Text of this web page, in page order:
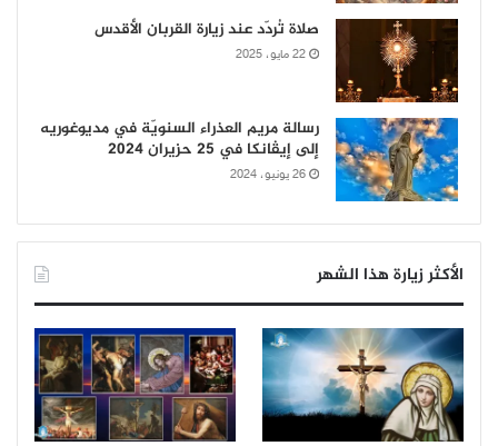
صلاة تُردّد عند زيارة القربان الأقدس
22 مايو، 2025
رسالة مريم العذراء السنويّة في مديوغوريه
إلى إيڤانكا في 25 حزيران 2024
26 يونيو، 2024
الأكثر زيارة هذا الشهر